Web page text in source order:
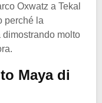
Oxwatz a Tekal
perché la
dimostrando molto
Maya di